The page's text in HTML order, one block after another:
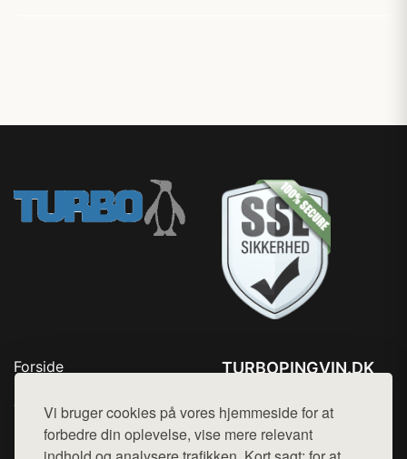
Vi bruger cookies på vores hjemmeside for at
forbedre din oplevelse, vise mere relevant
Forside
Top Rabatter
Blog
Kontakt
TURBOPINGVIN.DK
Mail: hej@want.dk